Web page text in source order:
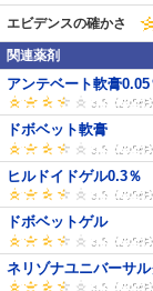
エビデンスの確かさ
関連薬剤
アンテベート軟膏
ドボベット軟膏
ヒルドイドゲル0.3％
ドボベットゲル
ネリゾナユニバーサ